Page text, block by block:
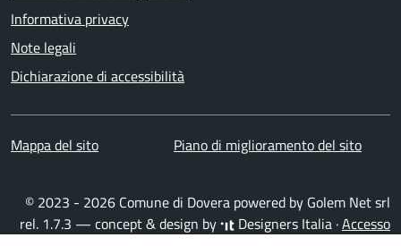
Informativa privacy
Note legali
Dichiarazione di accessibilità
Mappa del sito Piano di miglioramento del sito
© 2023 - 2026 Comune di Dovera powered by Golem Net srl
rel. 1.7.3 — concept & design by
Designers Italia ·Accesso